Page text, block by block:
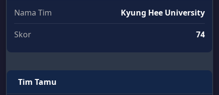
Nama Tim Kyung Hee University
Skor 74
Tim Tamu